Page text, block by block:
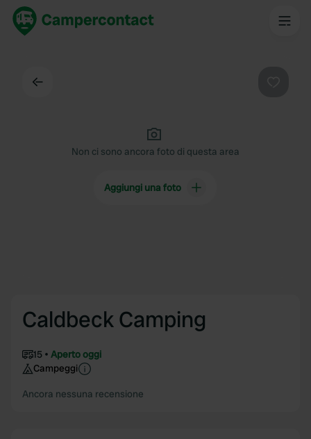
Non ci sono ancora foto di questa area
Aggiungi una foto
Caldbeck Camping
15
Aperto oggi
Campeggi
Ancora nessuna recensione